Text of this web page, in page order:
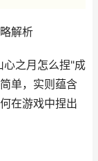
解析
心之月怎么捏"成
单，实则蕴含
在游戏中捏出